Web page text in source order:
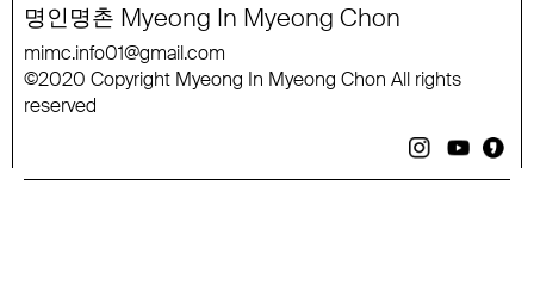
명인명촌 Myeong In Myeong Chon
mimc.info01@gmail.com
©2020 Copyright Myeong In Myeong Chon All rights
reserved